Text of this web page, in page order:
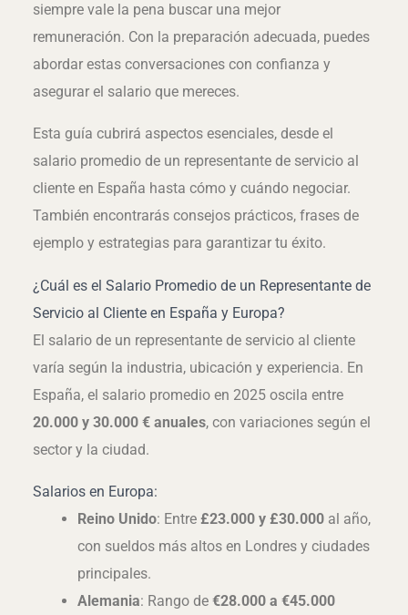
siempre vale la pena buscar una mejor
remuneración. Con la preparación adecuada, puedes
abordar estas conversaciones con confianza y
asegurar el salario que mereces.
Esta guía cubrirá aspectos esenciales, desde el
salario promedio de un representante de servicio al
cliente en España hasta cómo y cuándo negociar.
También encontrarás consejos prácticos, frases de
ejemplo y estrategias para garantizar tu éxito.
¿Cuál es el Salario Promedio de un Representante de
Servicio al Cliente en España y Europa?
El salario de un representante de servicio al cliente
varía según la industria, ubicación y experiencia. En
España, el salario promedio en 2025 oscila entre
20.000 y 30.000 € anuales, con variaciones según el
sector y la ciudad.
Salarios en Europa:
Reino Unido: Entre£23.000 y £30.000 al año,
con sueldos más altos en Londres y ciudades
principales.
Alemania: Rango de€28.000 a €45.000